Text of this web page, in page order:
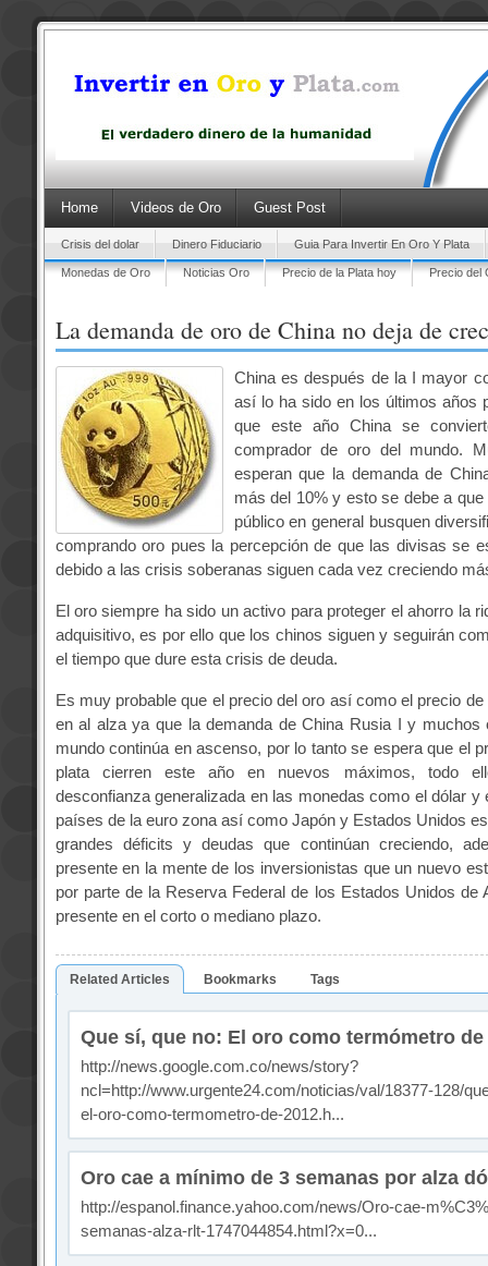
Home Videos de Oro Guest Post
Crisis del dolar Dinero Fiduciario Guia Para Invertir En Oro Y Plata
Monedas de Oro Noticias Oro Precio de la Plata hoy Precio del
La demanda de oro de China no deja de
China es después de la I mayor
así lo ha sido en los últimos años
que este año China se
comprador de oro del mundo.
esperan que la demanda de
más del 10% y esto se debe a
público en general busquen
comprando oro pues la percepción de que las divisas se
debido a las crisis soberanas siguen cada vez creciendo
El oro siempre ha sido un activo para proteger el ahorro la
adquisitivo, es por ello que los chinos siguen y seguirán
el tiempo que dure esta crisis de deuda.
Es muy probable que el precio del oro así como el precio de
en al alza ya que la demanda de China Rusia I y muchos
mundo continúa en ascenso, por lo tanto se espera que el
plata cierren este año en nuevos máximos, todo
desconfianza generalizada en las monedas como el dólar y
países de la euro zona así como Japón y Estados Unidos
grandes déficits y deudas que continúan creciendo,
presente en la mente de los inversionistas que un nuevo
por parte de la Reserva Federal de los Estados Unidos de
presente en el corto o mediano plazo.
Related Articles Bookmarks Tags
Que sí, que no: El oro como termómetro de
http://news.google.com.co/news/story?
ncl=http://www.urgente24.com/noticias/val/18377-128/
el-oro-como-termometro-de-2012.h...
Oro cae a mínimo de 3 semanas por alza
http://espanol.finance.yahoo.com/news/Oro-cae-
semanas-alza-rlt-1747044854.html?x=0...